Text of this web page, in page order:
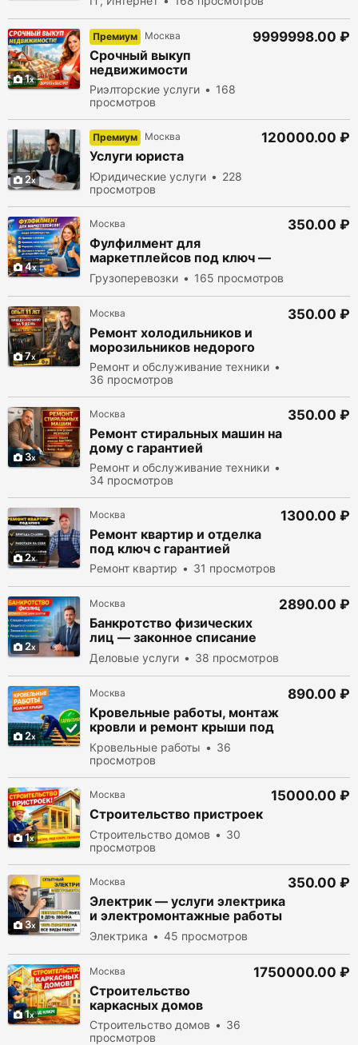
1
Премиум Москва
Срочный выкуп
недвижимости
Риэлторские услуги
168
просмотров
9999998.00 ₽
2
Премиум Москва
Услуги юриста
Юридические услуги
228
просмотров
120000.00 ₽
4
Москва
Фулфилмент для
маркетплейсов под ключ —
работаем на результат
Грузоперевозки 165 просмотров
350.00 ₽
7
Москва
Ремонт холодильников и
морозильников недорого
Ремонт и обслуживание техники
36 просмотров
350.00 ₽
3
Москва
Ремонт стиральных машин на
дому с гарантией
Ремонт и обслуживание техники
34 просмотров
350.00 ₽
2
Москва
Ремонт квартир и отделка
под ключ с гарантией
Ремонт квартир 31 просмотров
1300.00 ₽
2
Москва
Банкротство физических
лиц — законное списание
долгов через суд
Деловые услуги 38 просмотров
2890.00 ₽
2
Москва
Кровельные работы, монтаж
кровли и ремонт крыши под
ключ
Кровельные работы
36
просмотров
890.00 ₽
1
Москва
Строительство пристроек
Строительство домов
30
просмотров
15000.00 ₽
3
Москва
Электрик — услуги электрика
и электромонтажные работы
с гарантией
Электрика 45 просмотров
350.00 ₽
1
Москва
Строительство
каркасных домов
Строительство домов
36
просмотров
1750000.00 ₽